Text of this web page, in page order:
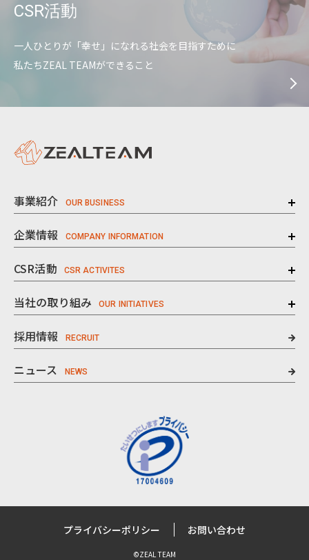
CSR活動
一人ひとりが「幸せ」になれる社会を目指すために
私たちZEAL TEAMができること
事業紹介
企業情報
CSR活動
当社の取り組み
採用情報
ニュース
プライバシーポリシー お問い合わせ
©ZEAL TEAM